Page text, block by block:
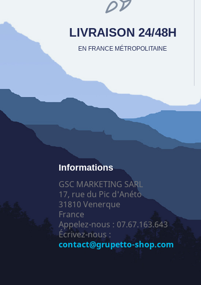
LIVRAISON 24/48H
EN FRANCE MÉTROPOLITAINE
Informations
GSC MARKETING SARL
17, rue du Pic d'Anéto
31810 Venerque
France
Appelez-nous : 07.67.163.643
Écrivez-nous :
contact@grupetto-shop.com